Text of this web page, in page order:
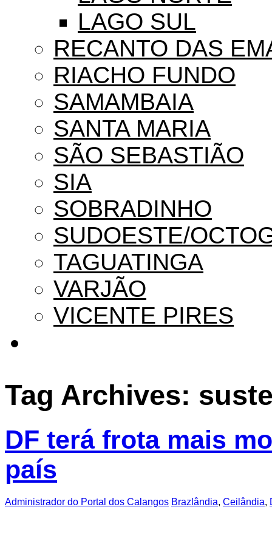
LAGO SUL
RECANTO DAS
RIACHO FUNDO
SAMAMBAIA
SANTA MARIA
SÃO SEBASTIÃO
SIA
SOBRADINHO
SUDOESTE/
TAGUATINGA
VARJÃO
VICENTE PIRES
Tag Archives:
DF terá frota mais
país
Administrador do Portal dos Calangos Brazlândia, Ceilândia,